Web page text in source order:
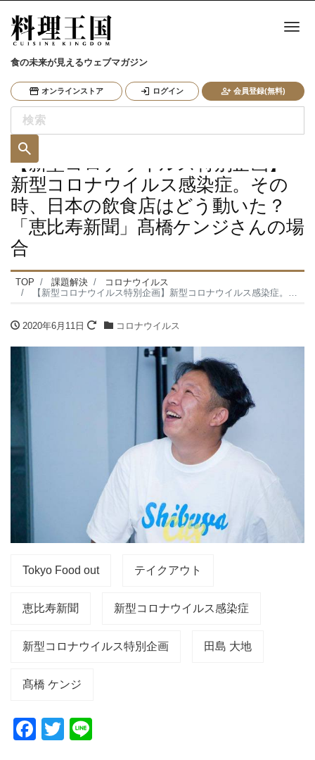
食の未来が見えるウェブマガジン
オンラインストア ログイン 会員登録(無料)
ナ
【新型コロナウイルス特別企画】
新型コロナウイルス感染症。その
時、日本の飲食店はどう動いた？
「恵比寿新聞」髙橋ケンジさんの場
合
TOP 課題解決
コロナウイルス
【新型コロナウイルス特別企画】新型コロナウイルス感染症。その時、日本の飲食店はどう動いた？ 「恵比寿新聞」髙橋ケンジさんの場合
2020年6月11日 コロナウイルス
Tokyo Food out テイクアウト
恵比寿新聞 新型コロナウイルス感染症
新型コロナウイルス特別企画 田島 大地
髙橋 ケンジ
F
T